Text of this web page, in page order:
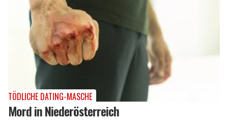
TÖDLICHE DATING-MASCHE
Mord in Niederösterreich